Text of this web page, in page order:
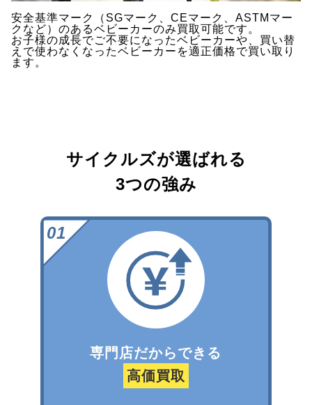
安全基準マーク（SGマーク、CEマーク、ASTMマー
クなど）のあるベビーカーのみ買取可能です。
お子様の成長でご不要になったベビーカーや、買い替
えで使わなくなったベビーカーを適正価格で買い取り
ます。
サイクルズが選ばれる
3つの強み
専門店だからできる
高価買取